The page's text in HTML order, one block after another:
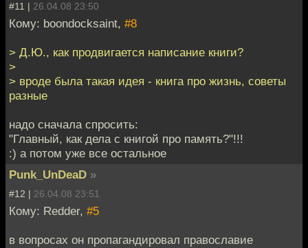
#11 | 26.04.08 23:50
Кому: boondocksaint, #8
> Д.Ю., как продвигается написание книги?
>
> вроде была такая идея - книга про жизнь, советы
разные
надо сначала спросить:
"Главный, как дела с книгой про память?"!!!
:) а потом уже все остальное
Punk_UnDeaD »
#12 | 26.04.08 23:51
Кому: Redder, #5
в вопросах он пропагандировал православие